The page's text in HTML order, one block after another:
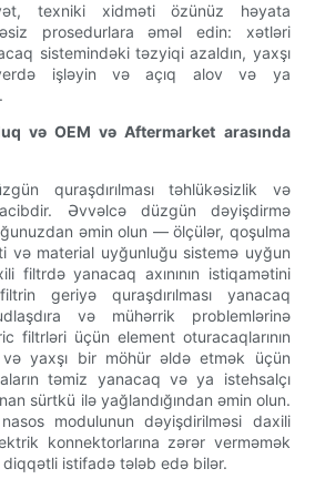
texniki xidməti özünüz həyata
prosedurlara əməl edin: xətləri
sistemindəki təzyiqi azaldın, yaxşı
yerdə işləyin və açıq alov və ya
və OEM və Aftermarket arasında
quraşdırılması təhlükəsizlik və
Əvvəlcə düzgün dəyişdirmə
əmin olun — ölçülər, qoşulma
və material uyğunluğu sistemə uyğun
filtrdə yanacaq axınının istiqamətini
geriyə quraşdırılması yanacaq
və mühərrik problemlərinə
filtrləri üçün element oturacaqlarının
yaxşı bir möhür əldə etmək üçün
təmiz yanacaq və ya istehsalçı
sürtkü ilə yağlandığından əmin olun.
modulunun dəyişdirilməsi daxili
konnektorlarına zərər verməmək
istifadə tələb edə bilər.